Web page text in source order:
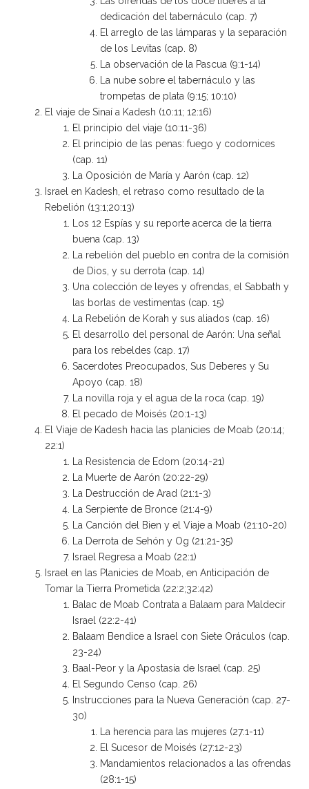
dedicación del tabernáculo (cap. 7)
El arreglo de las lámparas y la separación
de los Levitas (cap. 8)
La observación de la Pascua (9:1-14)
La nube sobre el tabernáculo y las
trompetas de plata (9:15; 10:10)
El viaje de Sinaí a Kadesh (10:11; 12:16)
El principio del viaje (10:11-36)
El principio de las penas: fuego y codornices
(cap. 11)
La Oposición de María y Aarón (cap. 12)
Israel en Kadesh, el retraso como resultado de la
Rebelión (13:1;20:13)
Los 12 Espías y su reporte acerca de la tierra
buena (cap. 13)
La rebelión del pueblo en contra de la comisión
de Dios, y su derrota (cap. 14)
Una colección de leyes y ofrendas, el Sabbath y
las borlas de vestimentas (cap. 15)
La Rebelión de Korah y sus aliados (cap. 16)
El desarrollo del personal de Aarón: Una señal
para los rebeldes (cap. 17)
Sacerdotes Preocupados, Sus Deberes y Su
Apoyo (cap. 18)
La novilla roja y el agua de la roca (cap. 19)
El pecado de Moisés (20:1-13)
El Viaje de Kadesh hacia las planicies de Moab (20:14;
22:1)
La Resistencia de Edom (20:14-21)
La Muerte de Aarón (20:22-29)
La Destrucción de Arad (21:1-3)
La Serpiente de Bronce (21:4-9)
La Canción del Bien y el Viaje a Moab (21:10-20)
La Derrota de Sehón y Og (21:21-35)
Israel Regresa a Moab (22:1)
Israel en las Planicies de Moab, en Anticipación de
Tomar la Tierra Prometida (22:2;32:42)
Balac de Moab Contrata a Balaam para Maldecir
Israel (22:2-41)
Balaam Bendice a Israel con Siete Oráculos (cap.
23-24)
Baal-Peor y la Apostasía de Israel (cap. 25)
El Segundo Censo (cap. 26)
Instrucciones para la Nueva Generación (cap. 27-
30)
La herencia para las mujeres (27:1-11)
El Sucesor de Moisés (27:12-23)
Mandamientos relacionados a las ofrendas
(28:1-15)